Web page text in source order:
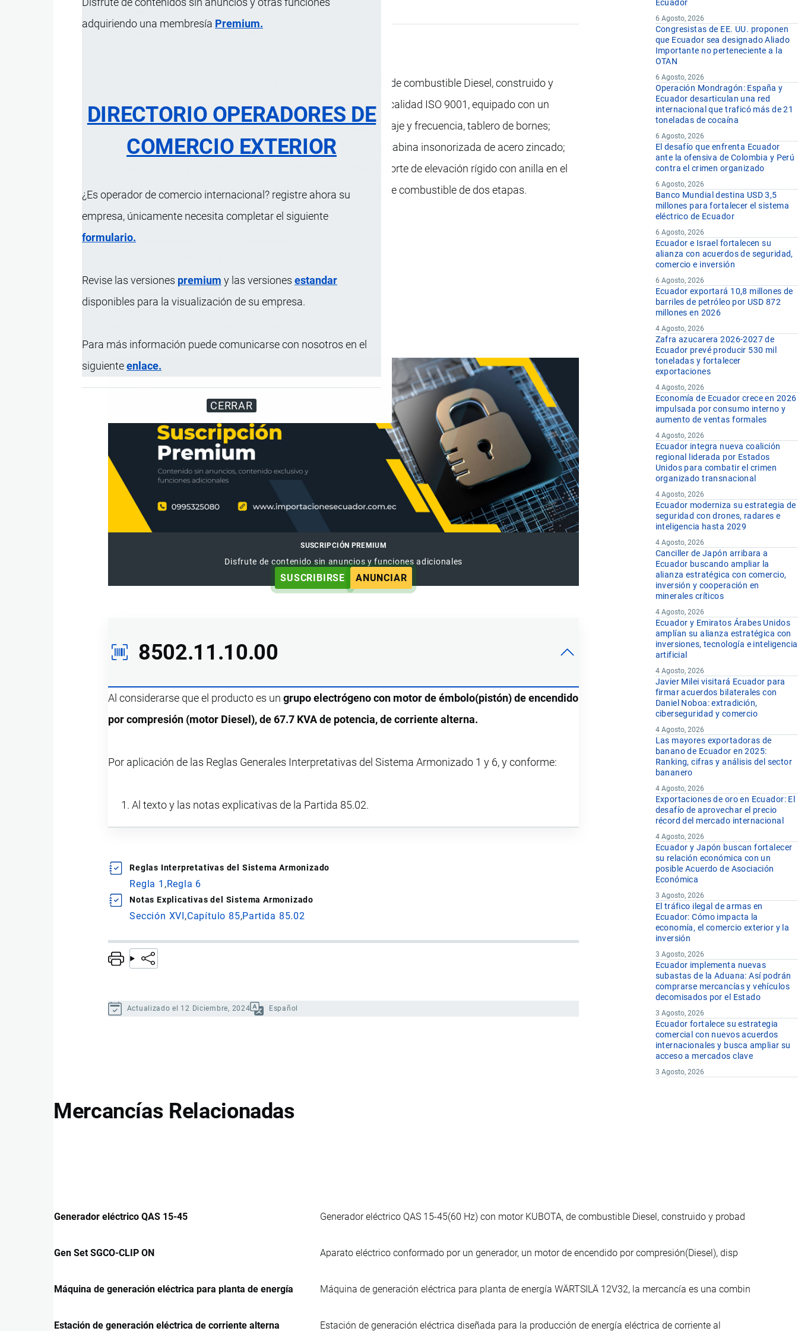
adquiriendo una membresía Premium.
DIRECTORIO OPERADORES DE
COMERCIO EXTERIOR
¿Es operador de comercio internacional? registre ahora su
empresa, únicamente necesita completar el siguiente
formulario.
Revise las versiones premium y las versiones estandar
disponibles para la visualización de su empresa.
Para más información puede comunicarse con nosotros en el
siguienteenlace.
CERRAR
Generador eléctrico QAS 70-220(60 Hz) con motor CUMMIS, de combustible Diesel, construido y
probado de acuerdo con las normas de aseguramiento de la calidad ISO 9001, equipado con un
controlador digital Qc-1002 con protección de sobre-bajo voltaje y frecuencia, tablero de bornes;
disyuntor de 4 polos; armario eléctrico con puerta dedicada; cabina insonorizada de acero zincado;
amplias puertas y paneles de servicio para accesibilidad; soporte de elevación rígido con anilla en el
centro de gravedad; filtrado de aire de doble etapa y filtrado de combustible de dos etapas.
Característica
Potencia nominal
67,7 KVA
Presentación
SUSCRIPCIÓN PREMIUM
Disfrute de contenido sin anuncios y funciones adicionales
SUSCRIBIRSE ANUNCIAR
8502.11.10.00
Al considerarse que el producto es ungrupo electrógeno con motor de émbolo(pistón) de encendido
por compresión (motor Diesel), de 67.7 KVA de potencia, de corriente alterna.
Por aplicación de las Reglas Generales Interpretativas del Sistema Armonizado 1 y 6, y conforme:
Al texto y las notas explicativas de la Partida 85.02.
Reglas Interpretativas del Sistema Armonizado
Regla 1 Regla 6
Notas Explicativas del Sistema Armonizado
Sección XVI Capítulo 85 Partida 85.02
Actualizado el 12 Diciembre, 2024 Español
Ecuador
6 Agosto, 2026
Congresistas de EE. UU. proponen
que Ecuador sea designado Aliado
Importante no perteneciente a la
OTAN
6 Agosto, 2026
Operación Mondragón: España y
Ecuador desarticulan una red
internacional que traficó más de 21
toneladas de cocaína
6 Agosto, 2026
El desafío que enfrenta Ecuador
ante la ofensiva de Colombia y Perú
contra el crimen organizado
6 Agosto, 2026
Banco Mundial destina USD 3,5
millones para fortalecer el sistema
eléctrico de Ecuador
6 Agosto, 2026
Ecuador e Israel fortalecen su
alianza con acuerdos de seguridad,
comercio e inversión
6 Agosto, 2026
Ecuador exportará 10,8 millones de
barriles de petróleo por USD 872
millones en 2026
4 Agosto, 2026
Zafra azucarera 2026-2027 de
Ecuador prevé producir 530 mil
toneladas y fortalecer
exportaciones
4 Agosto, 2026
Economía de Ecuador crece en 2026
impulsada por consumo interno y
aumento de ventas formales
4 Agosto, 2026
Ecuador integra nueva coalición
regional liderada por Estados
Unidos para combatir el crimen
organizado transnacional
4 Agosto, 2026
Ecuador moderniza su estrategia de
seguridad con drones, radares e
inteligencia hasta 2029
4 Agosto, 2026
Canciller de Japón arribara a
Ecuador buscando ampliar la
alianza estratégica con comercio,
inversión y cooperación en
minerales críticos
4 Agosto, 2026
Ecuador y Emiratos Árabes Unidos
amplían su alianza estratégica con
inversiones, tecnología e inteligencia
artificial
4 Agosto, 2026
Javier Milei visitará Ecuador para
firmar acuerdos bilaterales con
Daniel Noboa: extradición,
ciberseguridad y comercio
4 Agosto, 2026
Las mayores exportadoras de
banano de Ecuador en 2025:
Ranking, cifras y análisis del sector
bananero
4 Agosto, 2026
Exportaciones de oro en Ecuador: El
desafío de aprovechar el precio
récord del mercado internacional
4 Agosto, 2026
Ecuador y Japón buscan fortalecer
su relación económica con un
posible Acuerdo de Asociación
Económica
3 Agosto, 2026
El tráfico ilegal de armas en
Ecuador: Cómo impacta la
economía, el comercio exterior y la
inversión
3 Agosto, 2026
Ecuador implementa nuevas
subastas de la Aduana: Así podrán
comprarse mercancías y vehículos
decomisados por el Estado
3 Agosto, 2026
Ecuador fortalece su estrategia
comercial con nuevos acuerdos
internacionales y busca ampliar su
acceso a mercados clave
3 Agosto, 2026
Mercancías Relacionadas
Generador eléctrico QAS 15-45 Generador eléctrico QAS 15-45(60 Hz) con motor KUBOTA, de combustible Diesel, construido y probad
Gen Set SGCO-CLIP ON Aparato eléctrico conformado por un generador, un motor de encendido por compresión(Diesel), disp
Máquina de generación eléctrica para planta de energía Máquina de generación eléctrica para planta de energía WÄRTSILÄ 12V32, la mercancía es una combin
Estación de generación eléctrica de corriente alterna Estación de generación eléctrica diseñada para la producción de energía eléctrica de corriente al